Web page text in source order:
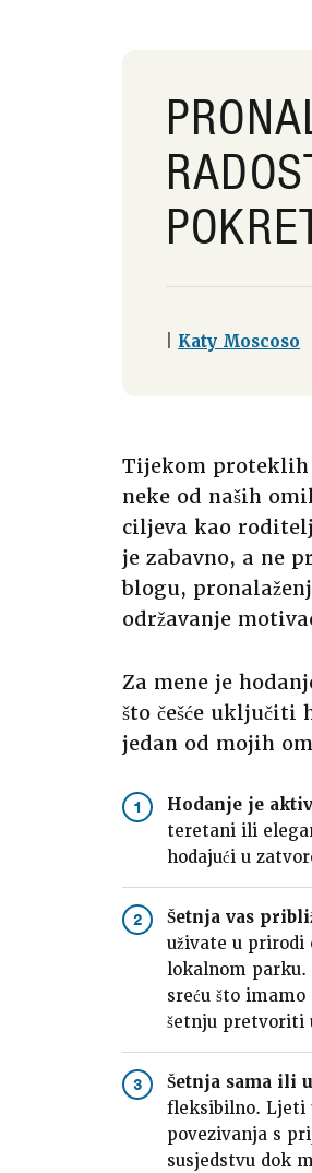
Katy Moscoso
Tijekom proteklih
neke od naših
ciljeva kao
je zabavno, a ne
blogu,
održavanje
Za mene je
što češće uključiti
jedan od mojih
1 Hodanje je
teretani ili
hodajući u
2 Šetnja vas
uživate u prirodi
lokalnom parku.
sreću što
šetnju pretvoriti
3 Šetnja sama ili
fleksibilno. Ljeti
povezivanja s
susjedstvu dok